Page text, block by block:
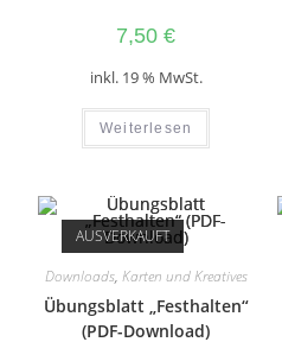
7,50€
inkl. 19 % MwSt.
Weiterlesen
AUSVERKAUFT
Downloads, Karten und Kreatives
Übungsblatt „Festhalten“
(PDF-Download)